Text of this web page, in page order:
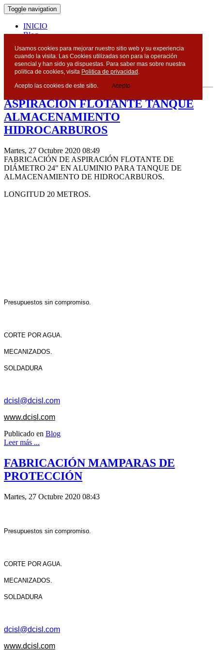
Toggle navigation
INICIO
Blog
Blog
ASPIRACIÓN FLOTANTE TANQUE
ALMACENAMIENTO
HIDROCARBUROS
Martes, 27 Octubre 2020 08:49
FABRICACIÓN DE ASPIRACIÓN FLOTANTE DE
DIÁMETRO 24" EN ALUMINIO PARA TANQUE DE
ALMACENAMIENTO DE HIDROCARBUROS.
LONGITUD 20 METROS.
Presupuestos sin compromiso.
CORTE POR AGUA.
MECANIZADOS.
SOLDADURA
dcisl@dcisl.com
www.dcisl.com
Publicado en Blog
Leer más ...
FABRICACIÓN MAMPARAS DE
PROTECCIÓN
Martes, 27 Octubre 2020 08:43
Presupuestos sin compromiso.
CORTE POR AGUA.
MECANIZADOS.
SOLDADURA
dcisl@dcisl.com
www.dcisl.com
Usamos cookies para mejorar nuestro sitio web y su experiencia
cuando la visita. Las Cookies utilizadas son para la operación
esencial y han sido ya dispuestas. Para saber mas sobre nuestra
politica de cookies, visita Politica de privacidad .
Acepto las cookies de este sitio. Acepto